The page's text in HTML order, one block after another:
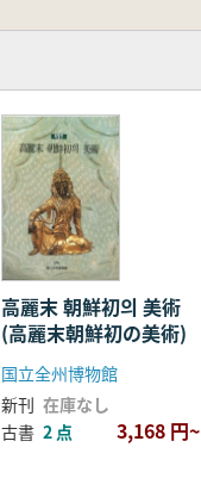
高麗末 朝鮮初의 美術
(高麗末朝鮮初の美術)
国立全州博物館
新刊 在庫なし
古書 2 点 3,168 円~